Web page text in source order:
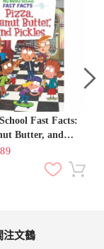
Fast Facts:
Butter, and
注文鶴